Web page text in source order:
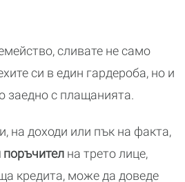
сливате не само
си в един гардероба, но и
заедно с плащанията.
на доходи или пък на факта,
поръчител на трето лице,
кредита, може да доведе